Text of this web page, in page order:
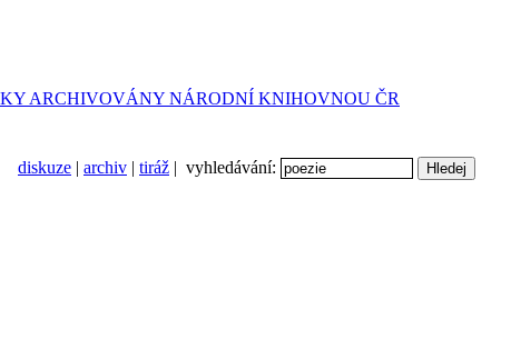
diskuze | archiv | tiráž | vyhledávání: